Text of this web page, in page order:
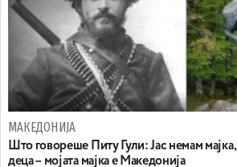
МАКЕДОНИЈА
Што говореше Питу Гули: Јас немам
деца – мојата мајка е Македонија